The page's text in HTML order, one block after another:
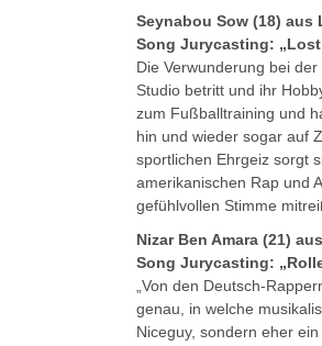
Seynabou Sow (18) aus
Song Jurycasting:
Die Verwunderung bei
Studio betritt und ihr
zum Fußballtraining und
hin und wieder sogar auf
sportlichen Ehrgeiz sorgt
amerikanischen Rap und
gefühlvollen Stimme
Nizar Ben Amara (21)
Song Jurycasting:
„Von den Deutsch-
genau, in welche
Niceguy, sondern eher